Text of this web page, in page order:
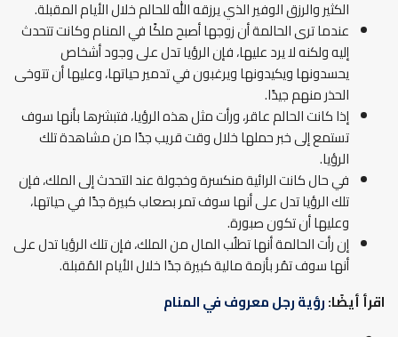
الكثير والرزق الوفير الذي يرزقه الله للحالم خلال الأيام المقبلة.
عندما ترى الحالمة أن زوجها أصبح ملكًا في المنام وكانت تتحدث
إليه ولكنه لا يرد عليها، فإن الرؤيا تدل على وجود أشخاص
يحسدونها ويكيدونها ويرغبون في تدمير حياتها، وعليها أن تتوخى
الحذر منهم جيدًا.
إذا كانت الحالم عاقر، ورأت مثل هذه الرؤيا، فتبشرها بأنها سوف
تستمع إلى خبر حملها خلال وقت قريب جدًا من مشاهدة تلك
الرؤيا.
في حال كانت الرائية منكسرة وخجولة عند التحدث إلى الملك، فإن
تلك الرؤيا تدل على أنها سوف تمر بصعاب كبيرة جدًا في حياتها،
وعليها أن تكون صبورة.
إن رأت الحالمة أنها تطلُب المال من الملك، فإن تلك الرؤيا تدل على
أنها سوف تمُر بأزمة مالية كبيرة جدًا خلال الأيام المُقبلة.
اقرأ أيضًا:رؤية رجل معروف في المنام